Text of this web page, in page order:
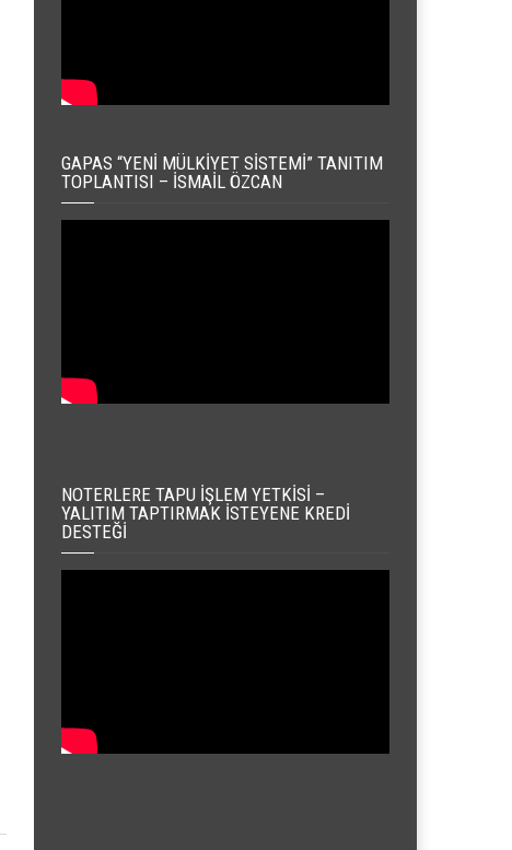
GAPAS “YENI MÜLKIYET SISTEMI” TANITIM
TOPLANTISI – İSMAIL ÖZCAN
NOTERLERE TAPU İŞLEM YETKISI –
YALITIM TAPTIRMAK İSTEYENE KREDI
DESTEĞI